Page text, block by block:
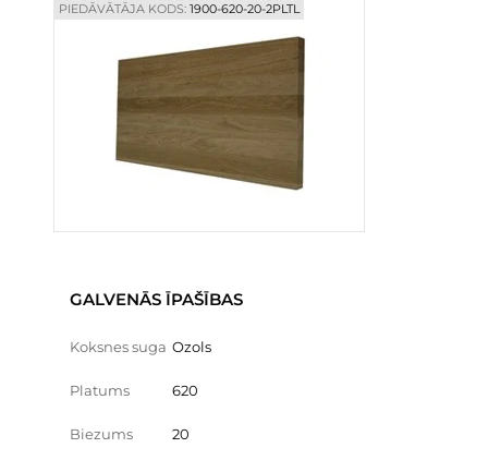
PIEDĀVĀTĀJA KODS:1900-620-20-2PLTL
GALVENĀS ĪPAŠĪBAS
Koksnes suga Ozols
Platums 620
Biezums 20